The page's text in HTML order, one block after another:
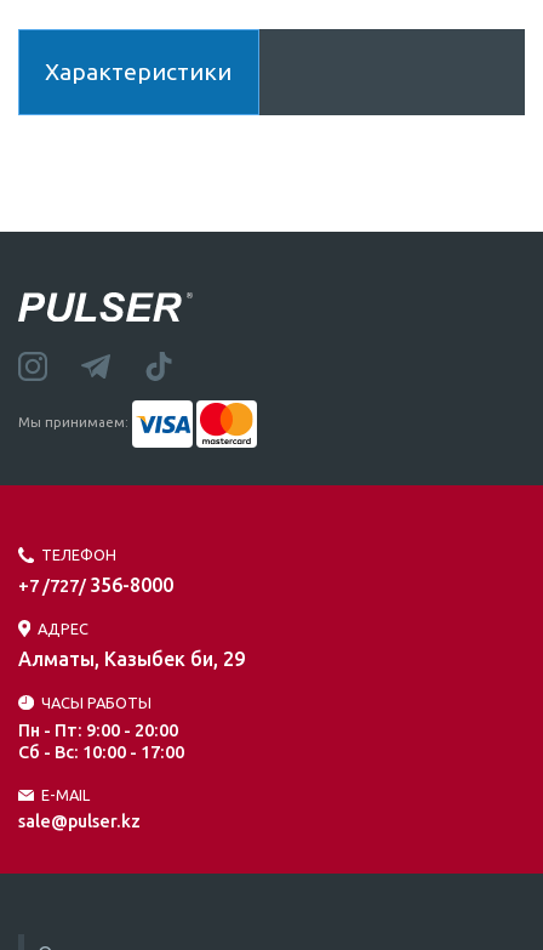
Характеристики
Мы принимаем:
ТЕЛЕФОН
+7 /727/ 356-8000
АДРЕС
Алматы, Казыбек би, 29
ЧАСЫ РАБОТЫ
Пн - Пт: 9:00 - 20:00
Сб - Вс: 10:00 - 17:00
E-MAIL
sale@pulser.kz